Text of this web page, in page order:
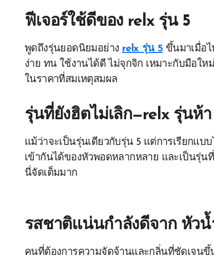
ฟีเจอร์ใช้ดีของ relx รุ่น 5
พูดถึงรุ่นยอดนิยมอย่าง relx รุ่น 5 ขึ้นมาเมื่อ
ง่าย ทน ใช้งานได้ดี ไม่จุกจิก เหมาะกับมือใ
ในราคาที่สมเหตุสมผล
รุ่นที่ยังฮิตไม่เลิก—relx รุ่นห้า
แม้ว่าจะเป็นรุ่นเดียวกับรุ่น 5 แต่การเรียกแบบ
เข้ากันได้ของหัวพอดหลากหลาย และเป็นรุ่น
นี่จัดเต็มมาก
รสชาติแน่นกำลังดีจาก หัวน้
คนที่ต้องการความจัดจ้านและกลิ่นที่ชัดเจนขึ้